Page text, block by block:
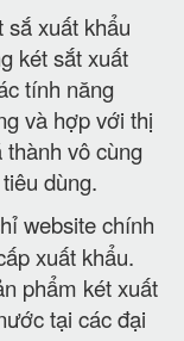
sắ xuất khẩu
két sắt xuất
tính năng
và hợp với thị
vô cùng
dùng.
website chính
xuất khẩu.
phẩm két xuất
tại các đại